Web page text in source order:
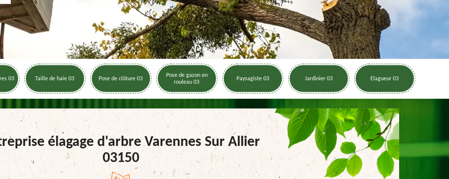
03 Taille de haie 03 Pose de clôture 03
Pose de gazon en
rouleau 03
Paysagiste 03 Jardinier 03 Elagueur 03
élagage d'arbre Varennes Sur Allier
03150